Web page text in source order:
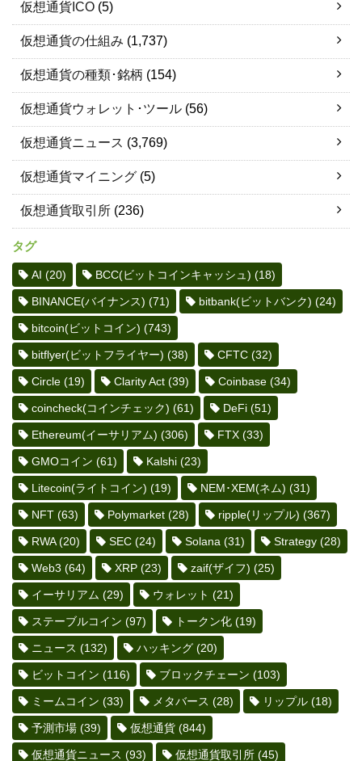
仮想通貨ICO (5)
仮想通貨の仕組み (1,737)
仮想通貨の種類･銘柄 (154)
仮想通貨ウォレット･ツール (56)
仮想通貨ニュース (3,769)
仮想通貨マイニング (5)
仮想通貨取引所 (236)
タグ
AI (20) BCC(ビットコインキャッシュ) (18)
BINANCE(バイナンス) (71) bitbank(ビットバンク) (24)
bitcoin(ビットコイン) (743)
bitflyer(ビットフライヤー) (38) CFTC (32)
Circle (19) Clarity Act (39) Coinbase (34)
coincheck(コインチェック) (61) DeFi (51)
Ethereum(イーサリアム) (306) FTX (33)
GMOコイン (61) Kalshi (23)
Litecoin(ライトコイン) (19) NEM･XEM(ネム) (31)
NFT (63) Polymarket (28) ripple(リップル) (367)
RWA(20) SEC (24) Solana (31) Strategy (28)
Web3 (64) XRP (23) zaif(ザイフ) (25)
イーサリアム (29) ウォレット (21)
ステーブルコイン (97) トークン化 (19)
ニュース (132) ハッキング (20)
ビットコイン (116) ブロックチェーン (103)
ミームコイン (33) メタバース (28) リップル (18)
予測市場 (39) 仮想通貨 (844)
仮想通貨ニュース (93) 仮想通貨取引所 (45)